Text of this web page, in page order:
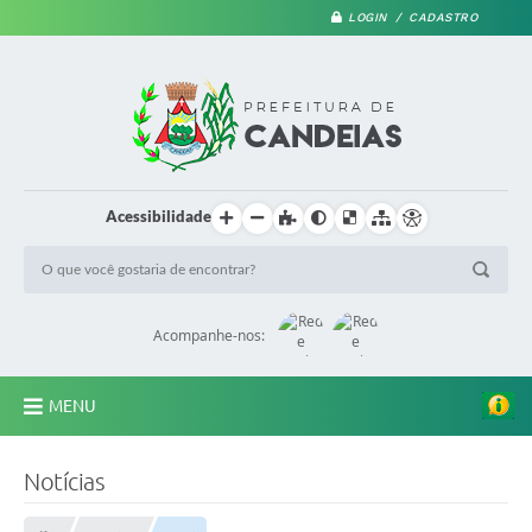
LOGIN / CADASTRO
Acessibilidade
Acompanhe-nos:
MENU
Notícias